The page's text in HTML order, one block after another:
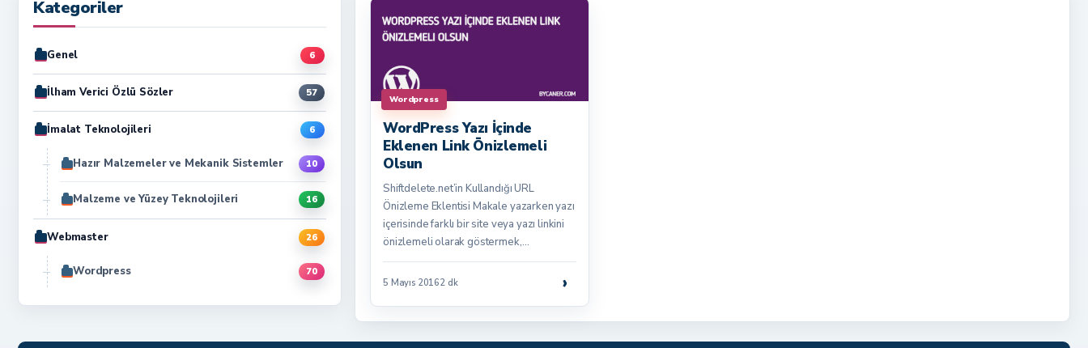
Kategoriler
Genel 6
İlham Verici Özlü Sözler 57
İmalat Teknolojileri 6
Hazır Malzemeler ve Mekanik Sistemler 10
Malzeme ve Yüzey Teknolojileri 16
Webmaster 26
Wordpress 70
Wordpress
WordPress Yazı İçinde
Eklenen Link Önizlemeli
Olsun
Shiftdelete.net’in Kullandığı URL
Önizleme Eklentisi Makale yazarken yazı
içerisinde farklı bir site veya yazı linkini
önizlemeli olarak göstermek,…
5 Mayıs 20162 dk ›